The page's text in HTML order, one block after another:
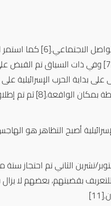
الاجتماعي.[6]كما استمر
مع مرور الذكرى الأولى على بداية الحرب
بمكان الواقعة.[8]ثم تم
أصبح التظاهر هو
القسري مرة أخري إلى الظهور هذا الشهر، ففي 13 من
بقضيتهم، بعضهم لا يزال
[11]